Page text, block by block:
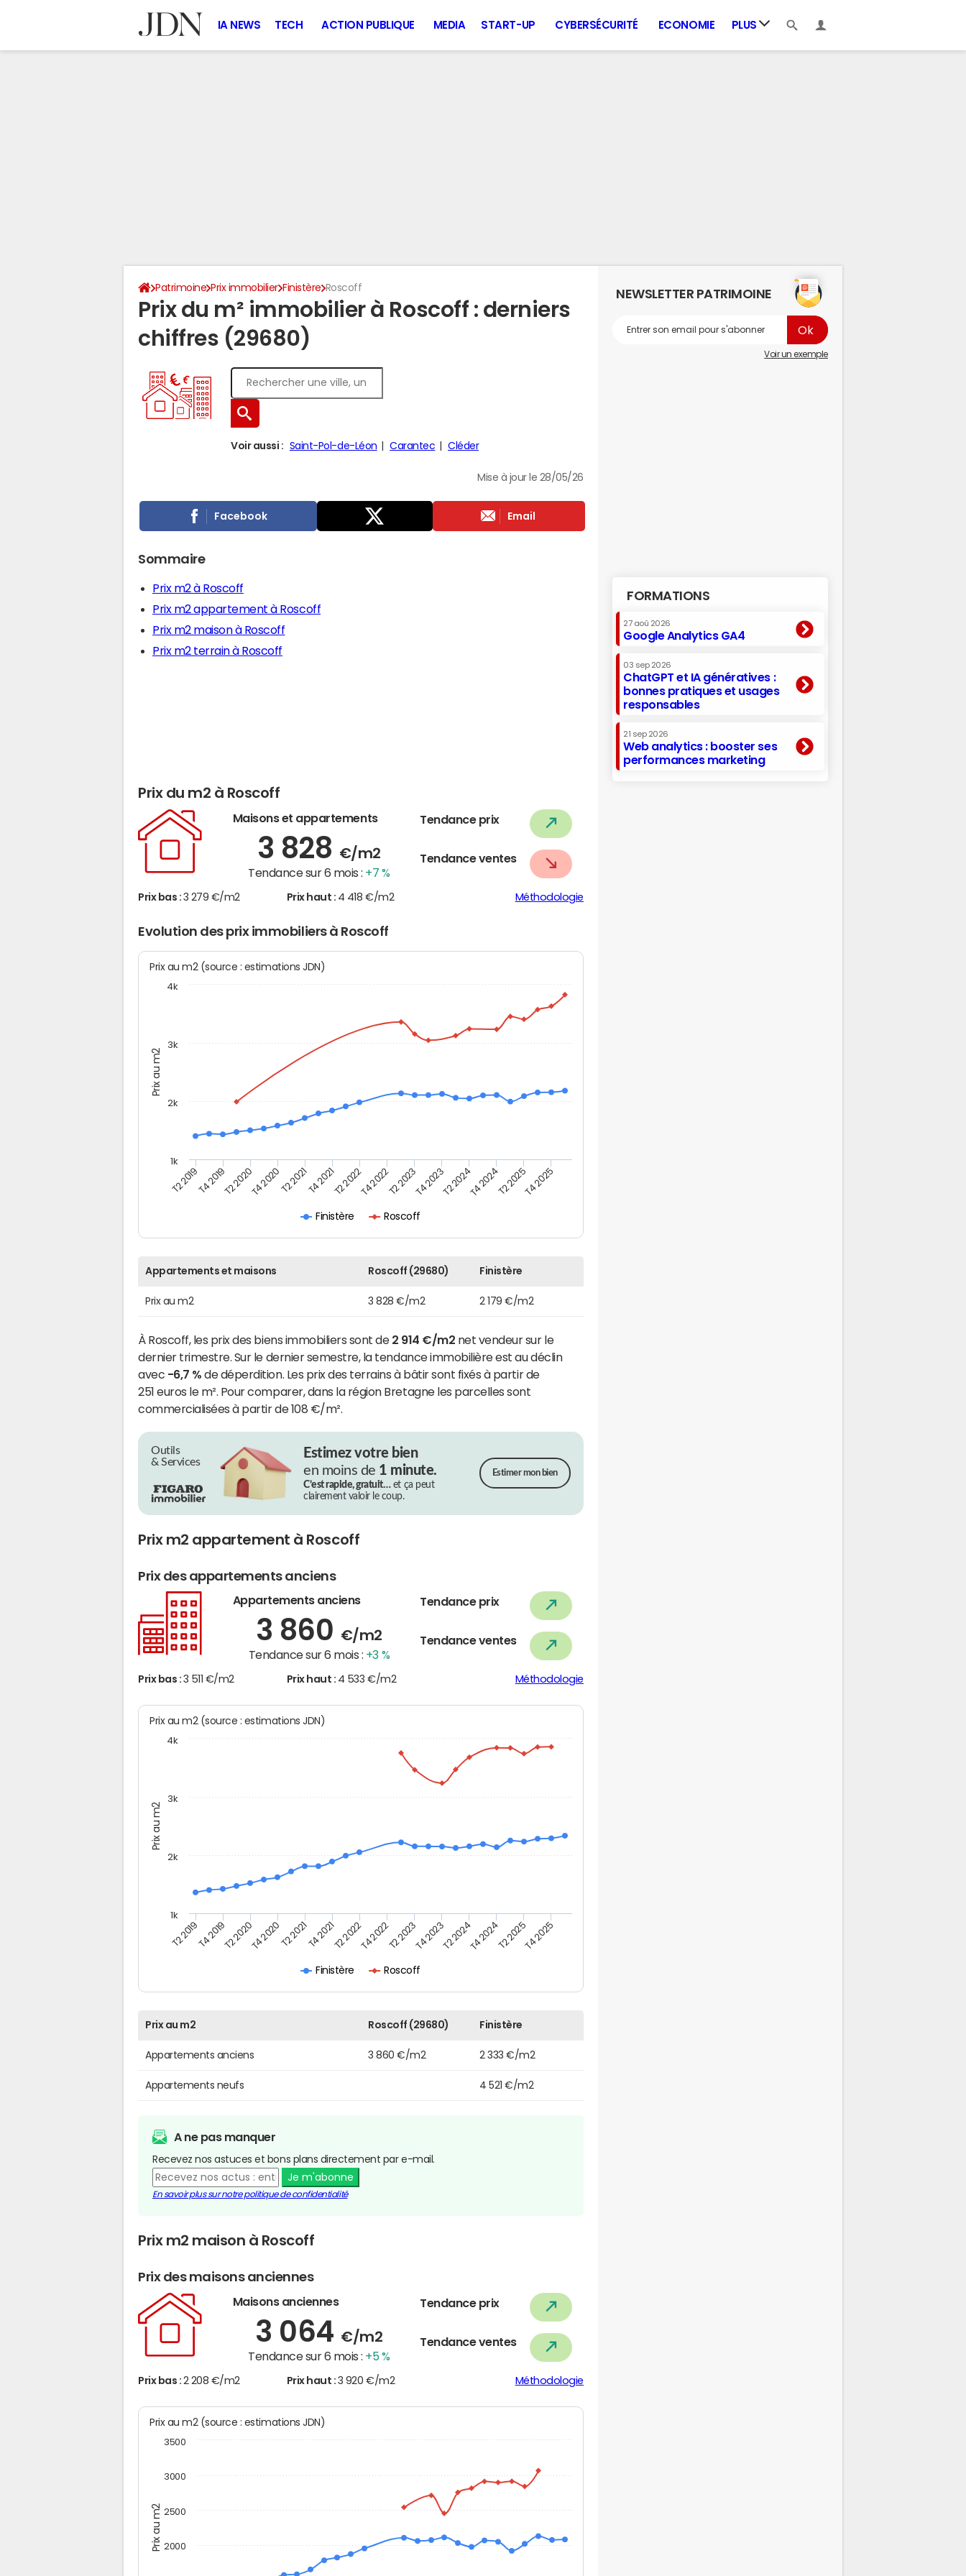
IA NEWS TECH ACTION PUBLIQUE MEDIA START-UP CYBERSÉCURITÉ ECONOMIE PLUS
Patrimoine Prix immobilier Finistère Roscoff
Prix du m² immobilier à Roscoff : derniers
chiffres (29680)
Voir aussi : Saint-Pol-de-Léon Carantec Cléder
Mise à jour le 28/05/26
Facebook Email
Sommaire
Prix m2 à Roscoff
Prix m2 appartement à Roscoff
Prix m2 maison à Roscoff
Prix m2 terrain à Roscoff
Prix du m2 à Roscoff
Maisons et appartements
3 828 €/m2
Tendance sur 6 mois : +7 %
Tendance prix
Tendance ventes
Prix bas : 3 279 €/m2 Prix haut : 4 418 €/m2 Méthodologie
Evolution des prix immobiliers à Roscoff
Prix au m2
Prix au m2 (source : estimations JDN)
Finistère Roscoff
T2 2019T4 2019T2 2020T4 2020T2 2021T4 2021T2 2022T4 2022T2 2023T4 2023T2 2024T4 2024T2 2025T4 2025
1k
2k
3k
4k
Appartements et maisons Roscoff (29680) Finistère
Prix au m2 3 828 €/m2 2 179 €/m2
À Roscoff, les prix des biens immobiliers sont de 2 914 €/m2 net vendeur sur le
dernier trimestre. Sur le dernier semestre, la tendance immobilière est au déclin
avec -6,7 % de déperdition. Les prix des terrains à bâtir sont fixés à partir de
251 euros le m². Pour comparer, dans la région Bretagne les parcelles sont
commercialisées à partir de 108 €/m².
Outils
& Services
Estimez votre bien
en moins de 1 minute.
C’est rapide, gratuit…et ça peut
clairement valoir le coup.
Estimer mon bien
Prix m2 appartement à Roscoff
Prix des appartements anciens
Appartements anciens
3 860 €/m2
Tendance sur 6 mois : +3 %
Tendance prix
Tendance ventes
Prix bas : 3 511 €/m2 Prix haut : 4 533 €/m2 Méthodologie
Prix au m2
Prix au m2 (source : estimations JDN)
Finistère Roscoff
T2 2019T4 2019T2 2020T4 2020T2 2021T4 2021T2 2022T4 2022T2 2023T4 2023T2 2024T4 2024T2 2025T4 2025
1k
2k
3k
4k
Prix au m2 Roscoff (29680) Finistère
Appartements anciens 3 860 €/m2 2 333 €/m2
Appartements neufs 4 521 €/m2
A ne pas manquer
Recevez nos astuces et bons plans directement par e-mail.
Je m'abonne
En savoir plus sur notre politique de confidentialité
Prix m2 maison à Roscoff
Prix des maisons anciennes
Maisons anciennes
3 064 €/m2
Tendance sur 6 mois : +5 %
Tendance prix
Tendance ventes
Prix bas : 2 208 €/m2 Prix haut : 3 920 €/m2 Méthodologie
Prix au m2
Prix au m2 (source : estimations JDN)
2000
2500
3000
3500
NEWSLETTER PATRIMOINE
Voir un exemple
FORMATIONS
27 aoû 2026
Google Analytics GA4
03 sep 2026
ChatGPT et IA génératives :
bonnes pratiques et usages
responsables
21 sep 2026
Web analytics : booster ses
performances marketing